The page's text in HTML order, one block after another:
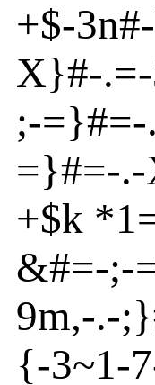
+$-3n#-
X}#-.=-
;-=}#=-.
=}#=-.-
+$k
&#=-;-
9m,-.-;}
{-3~1-7